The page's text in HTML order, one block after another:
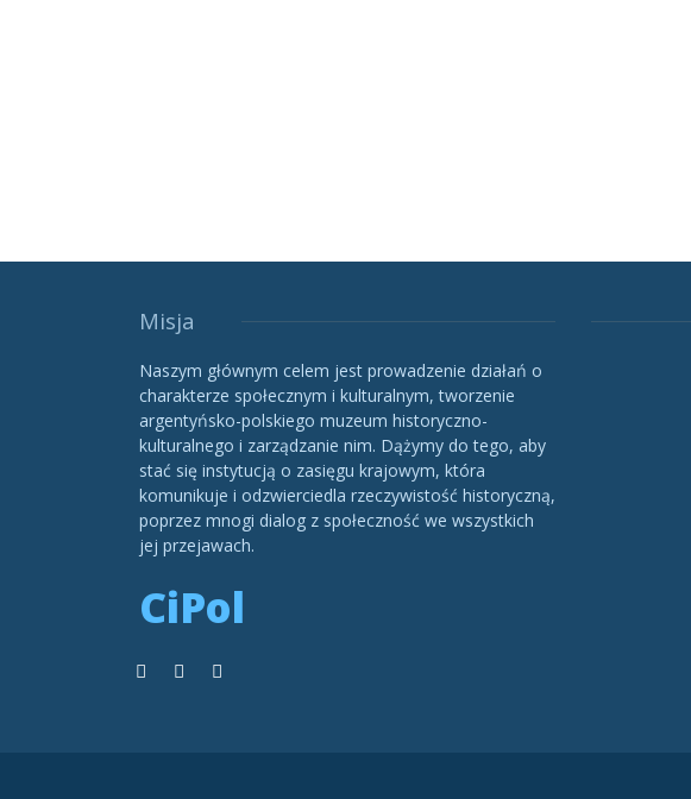
Misja
Naszym głównym celem jest prowadzenie działań o
charakterze społecznym i kulturalnym, tworzenie
argentyńsko-polskiego muzeum historyczno-
kulturalnego i zarządzanie nim. Dążymy do tego, aby
stać się instytucją o zasięgu krajowym, która
komunikuje i odzwierciedla rzeczywistość historyczną,
poprzez mnogi dialog z społeczność we wszystkich
jej przejawach.
CiPol